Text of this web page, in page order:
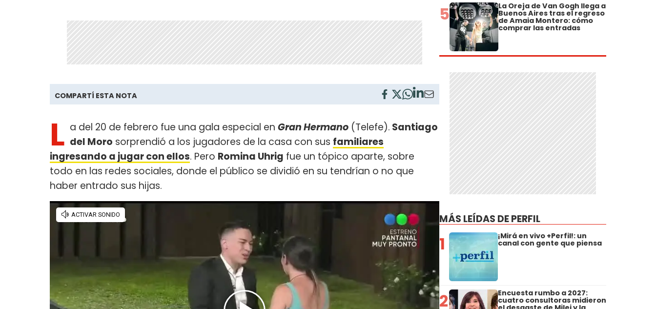
COMPARTÍ ESTA NOTA
L a del 20 de febrero fue una gala especial en Gran Hermano (Telefe). Santiago
del Moro sorprendió a los jugadores de la casa con sus familiares
ingresando a jugar con ellos. Pero Romina Uhrig fue un tópico aparte, sobre
todo en las redes sociales, donde el público se dividió en su tendrían o no que
haber entrado sus hijas.
5 La Oreja de Van Gogh llega a
Buenos Aires tras el regreso
de Amaia Montero: cómo
comprar las entradas
MÁS LEÍDAS DE PERFIL
1 ¡Mirá en vivo +Perfil!: un
canal con gente que piensa
2 Encuesta rumbo a 2027:
cuatro consultoras midieron